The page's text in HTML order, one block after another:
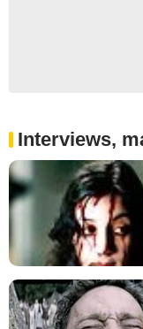
Interviews,